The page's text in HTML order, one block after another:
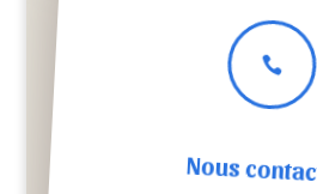

Nous